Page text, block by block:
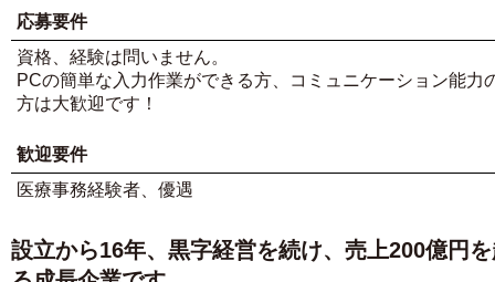
応募要件
資格、経験は問いません。
PCの簡単な入力作業ができる方、コミュニケーション能力
方は大歓迎です！
歓迎要件
医療事務経験者、優遇
設立から16年、黒字経営を続け、売上200億円